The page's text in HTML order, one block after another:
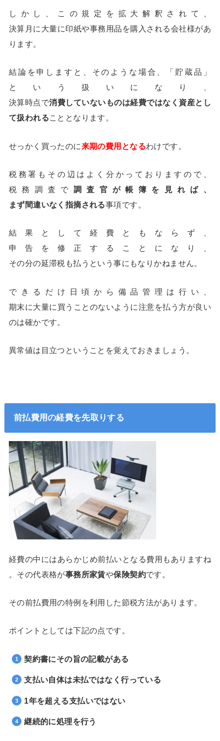
しかし、この規定を拡大解釈されて、
決算月に大量に印紙や事務用品を購入される会社様があ
ります。
結論を申しますと、そのような場合、「貯蔵品」
という扱いになり、
決算時点で消費していないものは経費ではなく資産とし
て扱われることとなります。
せっかく買ったのに来期の費用となるわけです。
税務署もその辺はよく分かっておりますので、
税務調査で 調査官が帳簿を見れば、
まず間違いなく指摘される事項です。
結果として経費ともならず、
申告を修正することになり、
その分の延滞税も払うという事にもなりかねません。
できるだけ日頃から備品管理は行い、
期末に大量に買うことのないように注意を払う方が良い
のは確かです。
異常値は目立つということを覚えておきましょう。
前払費用の経費を先取りする
経費の中にはあらかじめ前払いとなる費用もありますね
。その代表格が事務所家賃や保険契約です。
その前払費用の特例を利用した節税方法があります。
ポイントとしては下記の点です。
​契約書にその旨の記載がある
支払い自体は未払ではなく行っている
1年を超える支払いではない
継続的に処理を行う